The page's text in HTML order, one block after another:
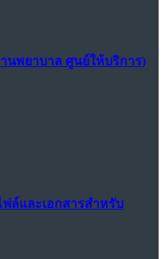
นพยาบาล ศูนย์ให้บริการ)
ฟล์และเอกสารสำหรับ